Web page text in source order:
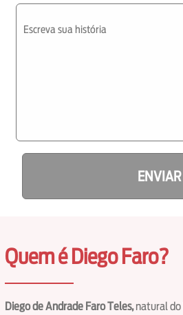
ENVIAR
Quem é Diego Faro?
Diego de Andrade Faro Teles,natural do